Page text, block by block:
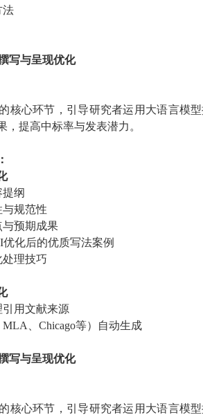
法
写与呈现优化
核心环节，引导研究者运用大语言模
提高中标率与发表潜力。
纲
与规范性
与预期成果
化后的优质写法案例
处理技巧
引用文献来源
、Chicago等）自动生成
写与呈现优化
核心环节，引导研究者运用大语言模